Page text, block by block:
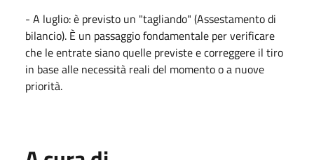
- A luglio: è previsto un "tagliando" (Assestamento di
bilancio). È un passaggio fondamentale per verificare
che le entrate siano quelle previste e correggere il tiro
in base alle necessità reali del momento o a nuove
priorità.